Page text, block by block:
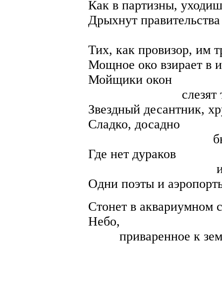
Как в партизны,
Дрыхнут правительства
Тих, как провизор, им
Мощное око взирает в
Мойщики окон
слезят тебя,
Звездный десантник,
Сладко, досадно
быть
Где нет дураков
и
Одни поэты и
Стонет в аквариумном
Небо,
приваренное к